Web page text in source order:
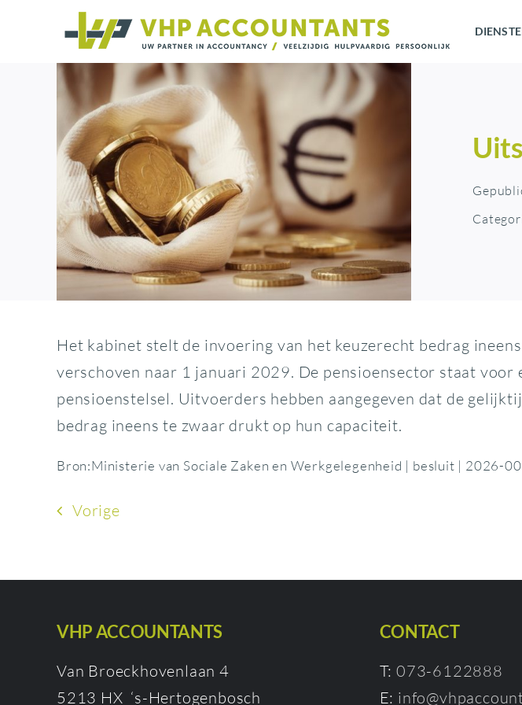
Het kabinet stelt de invoering van het keuzerecht bedrag
verschoven naar 1 januari 2029. De pensioensector staat voor
pensioenstelsel. Uitvoerders hebben aangegeven dat de
bedrag ineens te zwaar drukt op hun capaciteit.
Bron:Ministerie van Sociale Zaken en Werkgelegenheid | besluit | 2026-
Vorige
VHP ACCOUNTANTS
Van Broeckhovenlaan 4
5213 HX ‘s-Hertogenbosch
CONTACT
T:073-6122888
E: